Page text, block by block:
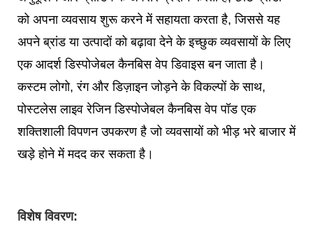
को अपना व्यवसाय शुरू करने में सहायता करता है, जिससे यह
अपने ब्रांड या उत्पादों को बढ़ावा देने के इच्छुक व्यवसायों के लिए
एक आदर्श डिस्पोजेबल कैनबिस वेप डिवाइस बन जाता है।
कस्टम लोगो, रंग और डिज़ाइन जोड़ने के विकल्पों के साथ,
पोस्टलेस लाइव रेजिन डिस्पोजेबल कैनबिस वेप पॉड एक
शक्तिशाली विपणन उपकरण है जो व्यवसायों को भीड़ भरे बाजार में
खड़े होने में मदद कर सकता है।
विशेष विवरण: